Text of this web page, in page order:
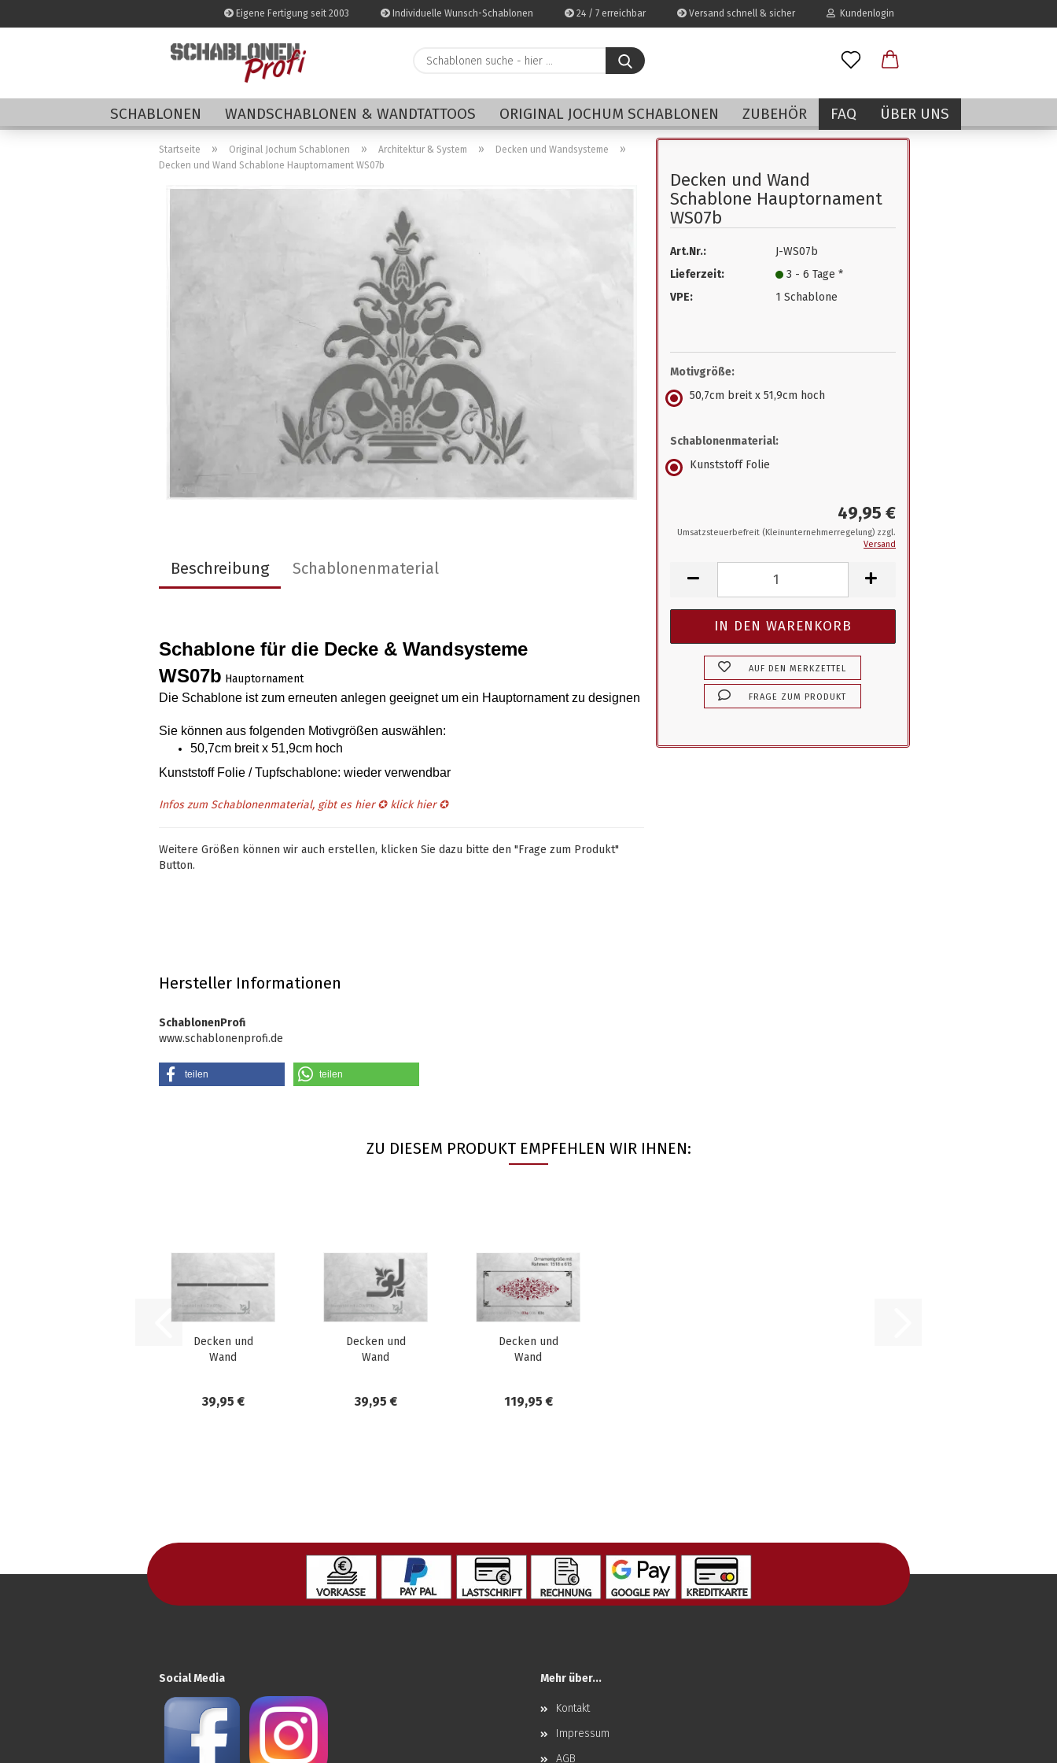
Eigene Fertigung seit 2003 Individuelle Wunsch-Schablonen 24 / 7 erreichbar Versand schnell & sicher Kundenlogin
E-Mail
Passwort
Passwort vergessen?
Schablonen
suche
hier
...
SCHABLONEN WANDSCHABLONEN & WANDTATTOOS ORIGINAL JOCHUM SCHABLONEN ZUBEHÖR FAQ ÜBER UNS
Startseite » Original Jochum Schablonen » Architektur & System » Decken und Wandsysteme »
Decken und Wand Schablone Hauptornament WS07b
Decken und Wand
Schablone Hauptornament
WS07b
Art.Nr.:
J-WS07b
Lieferzeit:
3 - 6 Tage *
VPE:
1 Schablone
Motivgröße:
50,7cm breit x 51,9cm hoch
Schablonenmaterial:
Kunststoff Folie
49,95 €
Umsatzsteuerbefreit (Kleinunternehmerregelung) zzgl.
Versand
AUF DEN MERKZETTEL
FRAGE ZUM PRODUKT
Beschreibung Schablonenmaterial
Schablone für die Decke & Wandsysteme
WS07b Hauptornament
Die Schablone ist zum erneuten anlegen geeignet um ein Hauptornament zu designen
Sie können aus folgenden Motivgrößen auswählen:
50,7cm breit x 51,9cm hoch
Kunststoff Folie / Tupfschablone: wieder verwendbar
Infos zum Schablonenmaterial, gibt es hier ✪ klick hier✪
Weitere Größen können wir auch erstellen, klicken Sie dazu bitte den "Frage zum Produkt"
Button.
Hersteller Informationen
SchablonenProfi
www.schablonenprofi.de
teilen teilen
ZU DIESEM PRODUKT EMPFEHLEN WIR IHNEN:
Decken und
Wand
39,95 €
Decken und
Wand
39,95 €
Decken und
Wand
119,95 €
Social Media Mehr über...
Kontakt
Impressum
AGB